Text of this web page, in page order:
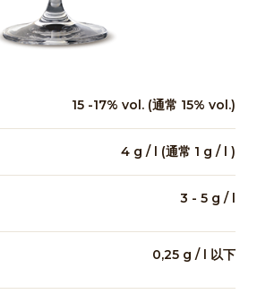
15 -17% vol. (通常 15% vol.)
4 g / l (通常 1 g / l )
3 - 5 g / l
0,25 g / l 以下